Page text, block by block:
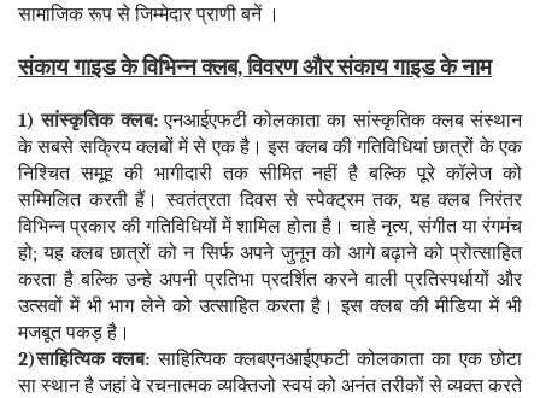
सामाजिक रूप से जिम्मेदार प्राणी बनें ।
संकाय गाइड के विभिन्न क्लब, विवरण और संकाय गाइड के नाम
1) सांस्कृतिक क्लब:एनआईएफटी कोलकाता का सांस्कृतिक क्लब संस्थान
के सबसे सक्रिय क्लबों में से एक है। इस क्लब की गतिविधियां छात्रों के एक
निश्चित समूह की भागीदारी तक सीमित नहीं है बल्कि पूरे कॉलेज को
सम्मिलित करती हैं। स्वतंत्रता दिवस से स्पेक्ट्रम तक, यह क्लब निरंतर
विभिन्न प्रकार की गतिविधियों में शामिल होता है। चाहे नृत्य, संगीत या रंगमंच
हो; यह क्लब छात्रों को न सिर्फ अपने जुनून को आगे बढ़ाने को प्रोत्साहित
करता है बल्कि उन्हे अपनी प्रतिभा प्रदर्शित करने वाली प्रतिस्पर्धायों और
उत्सवों में भी भाग लेने को उत्साहित करता है। इस क्लब की मीडिया में भी
मजबूत पकड़ है।
2)साहित्यिक क्लब:साहित्यिक क्लबएनआईएफटी कोलकाता का एक छोटा
सा स्थान है जहां वे रचनात्मक व्यक्तिजो स्वयं को अनंत तरीकों से व्यक्त करते